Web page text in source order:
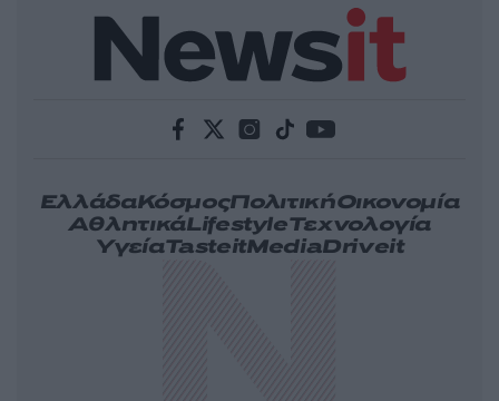
ΕλλάδαΚόσμοςΠολιτικήΟικονομία
ΑθλητικάLifestyleΤεχνολογία
ΥγείαTasteitMediaDriveit